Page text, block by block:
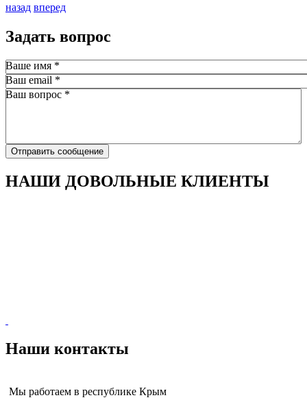
назад вперед
Задать вопрос
Ваше имя *
Ваш email *
Ваш вопрос *
Отправить сообщение
НАШИ ДОВОЛЬНЫЕ КЛИЕНТЫ
Наши контакты
Мы работаем в республике Крым